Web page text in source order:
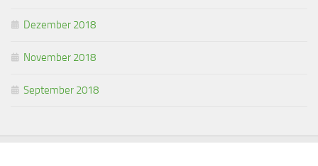
Dezember 2018
November 2018
September 2018